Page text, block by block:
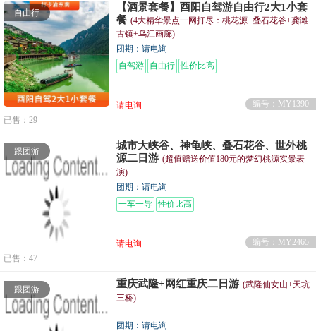
自由行
【酒景套餐】酉阳自驾游自由行2大1小套
餐 (4大精华景点一网打尽：桃花源+叠石花谷+龚滩
古镇+乌江画廊)
团期：请电询
自驾游
自由行 性价比高
请电询
编号：MY1390
已售：29
跟团游
城市大峡谷、神龟峡、叠石花谷、世外桃
源二日游 (超值赠送价值180元的梦幻桃源实景表
演)
团期：请电询
一车一导 性价比高
请电询
编号：MY2465
已售：47
跟团游 重庆武隆+网红重庆二日游 (武隆仙女山+天坑
三桥)
团期：请电询